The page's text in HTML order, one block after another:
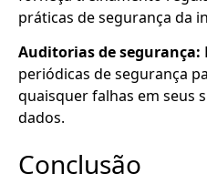
práticas de segurança da
Auditorias de segurança:
periódicas de segurança
quaisquer falhas em seus
dados.
Conclusão